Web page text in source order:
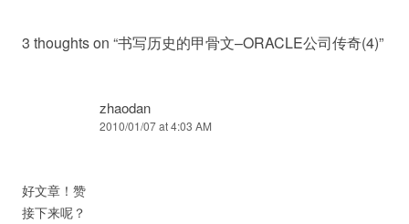
3 thoughts on “书写历史的甲骨文–ORACLE公司传奇(4)”
zhaodan
2010/01/07 at 4:03 AM
好文章！赞
接下来呢？